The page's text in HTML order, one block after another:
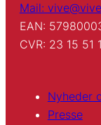
Mail:
EAN:
CVR: 23 15 51
Nyheder
Presse